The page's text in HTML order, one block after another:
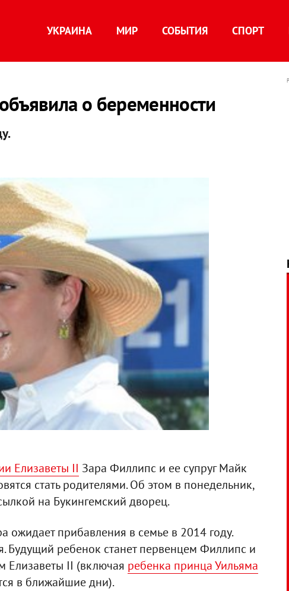
УКРАИНА МИР СОБЫТИЯ СПОРТ
о беременности
Елизаветы II Зара Филлипс и ее супруг Майк
стать родителями. Об этом в понедельник,
на Букингемский дворец.
прибавления в семье в 2014 году.
Будущий ребенок станет первенцем Филлипс и
Елизаветы II (включая ребенка принца Уильяма
в ближайшие дни).